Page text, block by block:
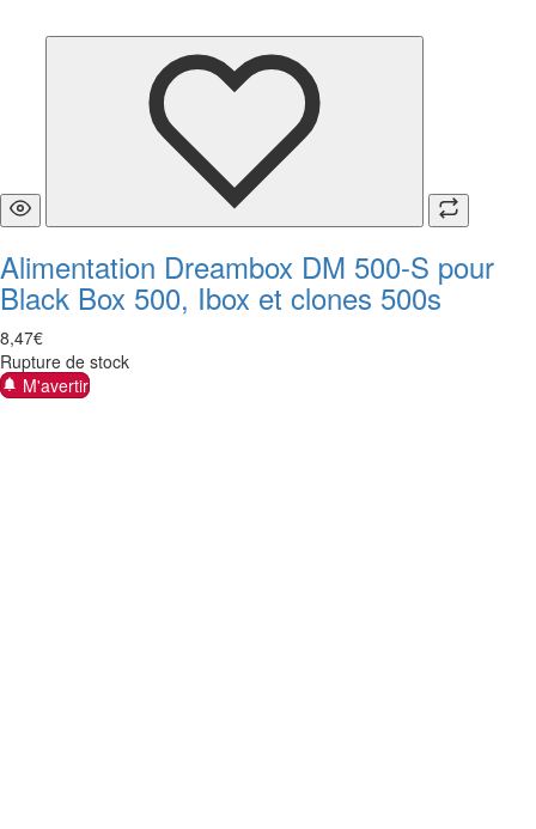
Alimentation Dreambox DM 500-S pour
Black Box 500, Ibox et clones 500s
8,47€
Rupture de stock
M'avertir